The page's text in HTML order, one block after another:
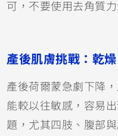
可，不要使用去角質
產後肌膚挑戰：乾
產後荷爾蒙急劇下降
能較以往敏感，容易
題，尤其四肢、腹部